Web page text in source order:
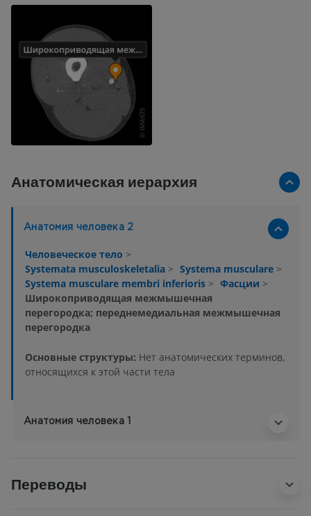
Анатомическая иерархия
Анатомия человека 2
Человеческое тело >
Systemata musculoskeletalia > Systema musculare >
Systema musculare membri inferioris > Фасции >
Широкоприводящая межмышечная
перегородка; переднемедиальная межмышечная
перегородка
Основные структуры: Нет анатомических терминов,
относящихся к этой части тела
Анатомия человека 1
Переводы